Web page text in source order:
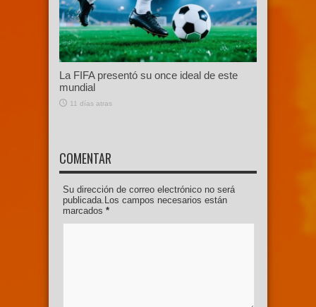
La FIFA presentó su once ideal de este
mundial
11 días atras
COMENTAR
Su dirección de correo electrónico no será
publicada.Los campos necesarios están
marcados *